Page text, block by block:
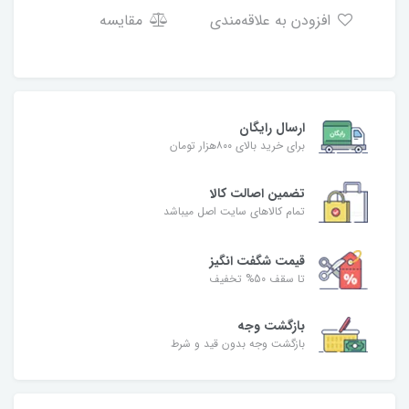
مقایسه
ارسال رایگان
برای خرید بالای ۸۰۰هزار تومان
تضمین اصالت کالا
تمام کالاهای سایت اصل میباشد
قیمت شگفت انگیز
تا سقف 50% تخفیف
بازگشت وجه
بازگشت وجه بدون قید و شرط